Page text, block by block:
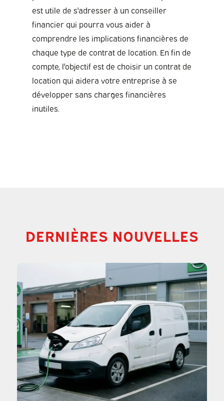
est utile de s'adresser à un conseiller
financier qui pourra vous aider à
comprendre les implications financières de
chaque type de contrat de location. En fin de
compte, l'objectif est de choisir un contrat de
location qui aidera votre entreprise à se
développer sans charges financières
inutiles.
DERNIÈRES NOUVELLES